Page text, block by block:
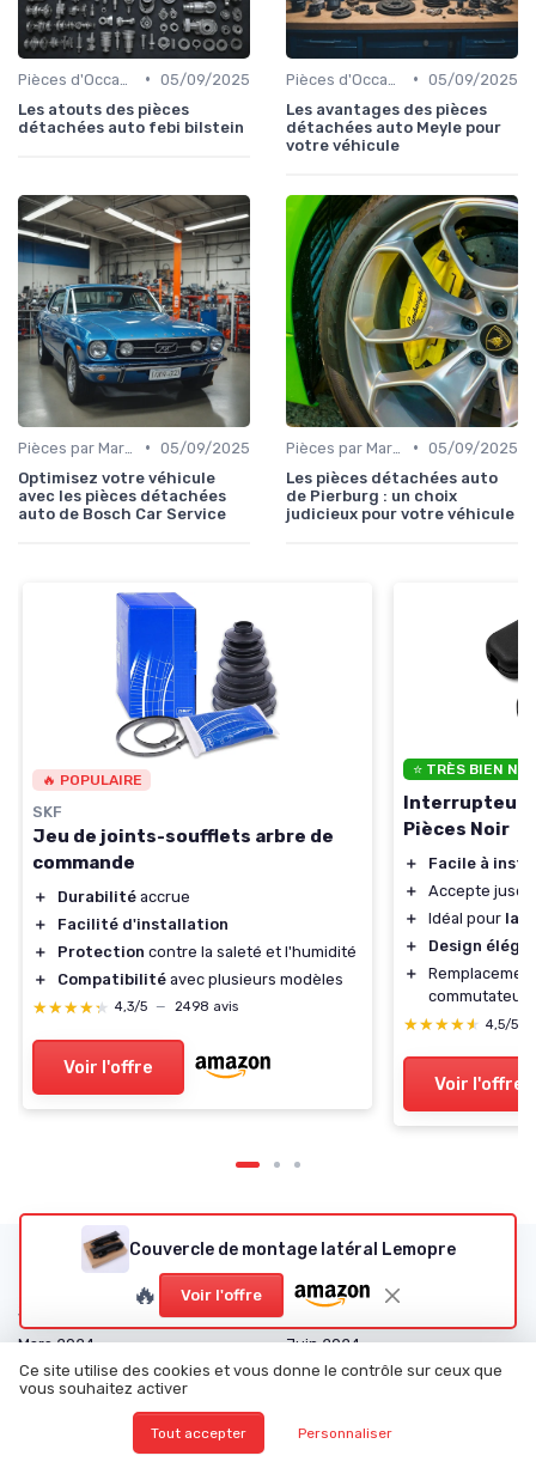
• 05/09/2025
Les atouts des pièces
détachées auto febi bilstein
• 05/09/2025
Les avantages des pièces
détachées auto Meyle pour
votre véhicule
• 05/09/2025
Optimisez votre véhicule
avec les pièces détachées
auto de Bosch Car Service
• 05/09/2025
Les pièces détachées auto
de Pierburg : un choix
judicieux pour votre véhicule
🔥 POPULAIRE
SKF
Jeu de joints-soufflets arbre de
commande
＋ Durabilité accrue
＋
Facilité d'installation
＋
Protection contre la saleté et l'humidité
＋
Compatibilité avec plusieurs modèles
★★★★★
★★★★★ 4,3/5 — 2498 avis
Voir l'offre
⭐ TRÈS BIEN
Interrupteur
Pièces Noir
＋
Facile à
＋
Accepte
＋
Idéal pour
＋
Design
＋
commutateur
★★★★★
★★★★★ 4,5/5
Voir l'offre
Couvercle de montage latéral Lemopre
🔥 Voir l'offre
Les articles par date
Janvier 2024
Février 2024
Mars 2024
Juin 2024
Juillet 2024
Août 2024
Décembre 2024
Mars 2025
Ce site utilise des cookies et vous donne le contrôle sur ceux que
vous souhaitez activer
Tout accepter Personnaliser